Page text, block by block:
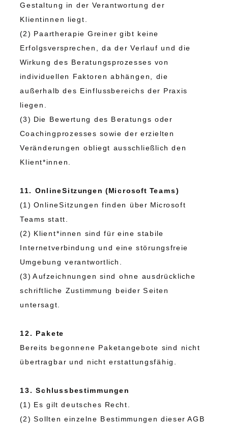
Gestaltung in der Verantwortung der
Klientinnen liegt.
(2) Paartherapie Greiner gibt keine
Erfolgsversprechen, da der Verlauf und die
Wirkung des Beratungsprozesses von
individuellen Faktoren abhängen, die
außerhalb des Einflussbereichs der Praxis
liegen.
(3) Die Bewertung des Beratungs oder
Coachingprozesses sowie der erzielten
Veränderungen obliegt ausschließlich den
Klient*innen.
11. OnlineSitzungen (Microsoft Teams)
(1) OnlineSitzungen finden über Microsoft
Teams statt.
(2) Klient*innen sind für eine stabile
Internetverbindung und eine störungsfreie
Umgebung verantwortlich.
(3) Aufzeichnungen sind ohne ausdrückliche
schriftliche Zustimmung beider Seiten
untersagt.
12. Pakete
Bereits begonnene Paketangebote sind nicht
übertragbar und nicht erstattungsfähig.
13. Schlussbestimmungen
(1) Es gilt deutsches Recht.
(2) Sollten einzelne Bestimmungen dieser AGB